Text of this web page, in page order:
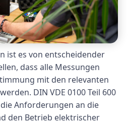
ist es von entscheidender
dass alle Messungen
mit den relevanten
DIN VDE 0100 Teil 600
Anforderungen an die
den Betrieb elektrischer